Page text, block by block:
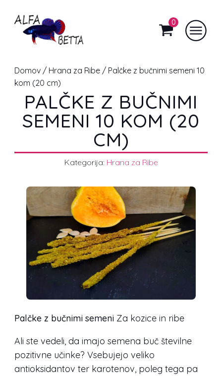
0
Domov/ Hrana za Ribe/ Palčke z bučnimi semeni 10
kom (20 cm)
PALČKE Z BUČNIMI
SEMENI 10 KOM (20
CM)
Kategorija: Hrana za Ribe
Palčke z bučnimi semeniZa kozice in ribe
Ali ste vedeli, da imajo semena buč številne
pozitivne učinke? Vsebujejo veliko
antioksidantov ter karotenov, poleg tega pa